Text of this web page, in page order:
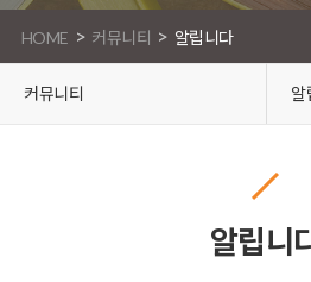
HOME > 커뮤니티 > 알립니다
커뮤니티 알
알립니